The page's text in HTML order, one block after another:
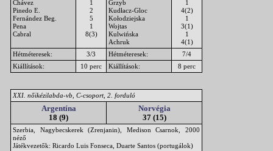
Chávez
Pinedo E.
Fernández Beg.
Pena
Cabral
1
2
5
1
8(3)
Grzyb
Kudłacz-Gloc
Kołodziejska
Wojtas
Kulwińska
Achruk
1
4(2)
1
3(1)
1
4(1)
Hétméteresek:
3/3 Hétméteresek:
7/4
Kiállítások:
10 perc Kiállítások: 8 perc
XXI. nőikézilabda-vb, C-csoport, 2. forduló
Argentína
18 (9)
Norvégia
37 (15)
Szerbia, Nagybecskerek (Zrenjanin), Medison Csarnok, 2000
néző
Játékvezetők: Ricardo Luis Fonseca, Duarte Santos (portugálok)